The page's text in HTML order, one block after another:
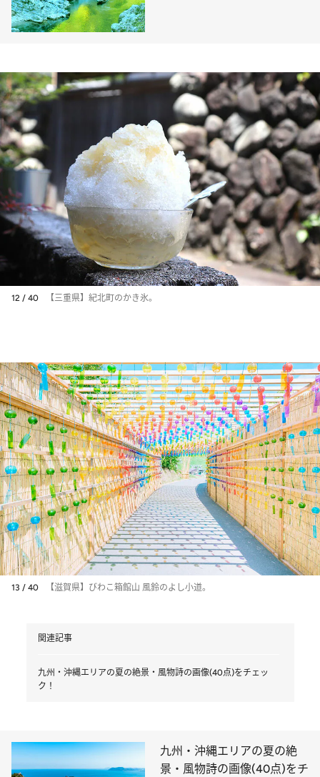
12 / 40 【三重県】紀北町のかき氷。
13 / 40 【滋賀県】びわこ箱館山 風鈴のよし小道。
関連記事
九州・沖縄エリアの夏の絶景・風物詩の画像(40点)をチェッ
ク！
九州・沖縄エリアの夏の絶
景・風物詩の画像(40点)をチ